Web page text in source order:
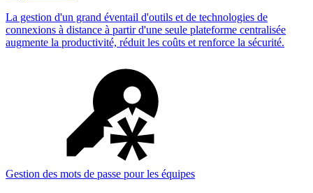
La gestion d'un grand éventail d'outils et de technologies de
connexions à distance à partir d'une seule plateforme centralisée
augmente la productivité, réduit les coûts et renforce la sécurité.
Gestion des mots de passe pour les équipes